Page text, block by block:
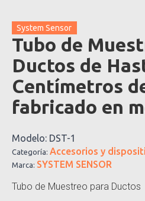
System Sensor
Tubo de
Ductos de
Centímetros
fabricado en
Modelo: DST-1
Categoría: Accesorios y
Marca: SYSTEM SENSOR
Tubo de Muestreo para Ductos